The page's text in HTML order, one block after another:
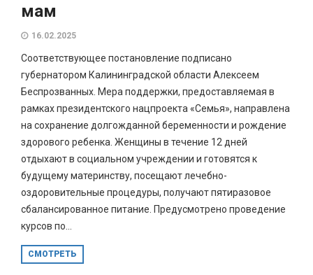
мам
16.02.2025
Соответствующее постановление подписано
губернатором Калининградской области Алексеем
Беспрозванных. Мера поддержки, предоставляемая в
рамках президентского нацпроекта «Семья», направлена
на сохранение долгожданной беременности и рождение
здорового ребенка. Женщины в течение 12 дней
отдыхают в социальном учреждении и готовятся к
будущему материнству, посещают лечебно-
оздоровительные процедуры, получают пятиразовое
сбалансированное питание. Предусмотрено проведение
курсов по...
СМОТРЕТЬ